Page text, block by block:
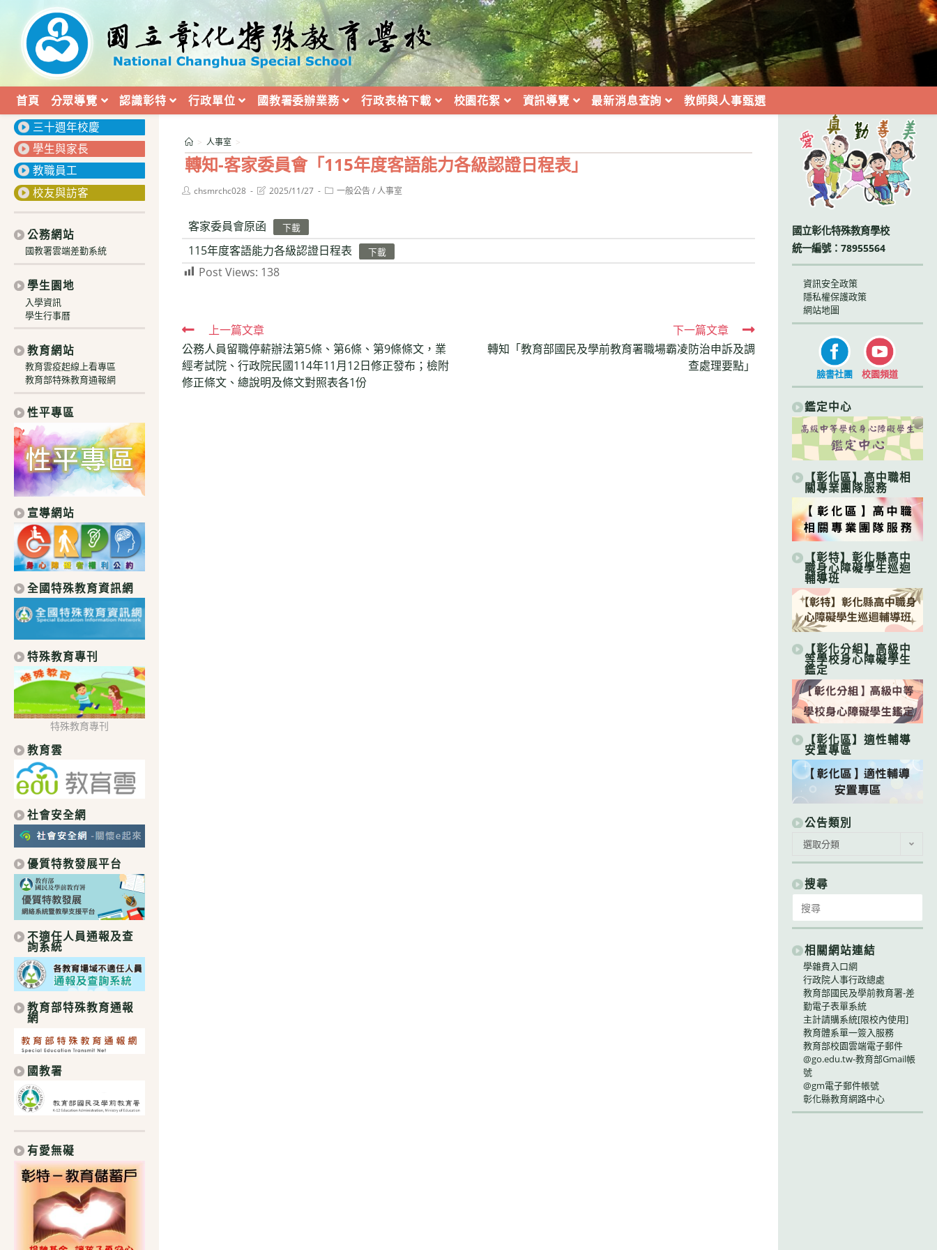
內
首頁 分眾導覽 認識彰特 行政單位 國教署委辦業務 行政表格下載 校園花絮 資訊導覽 最新消息查詢 教師與人事甄選
轉知-客家委員會「115年度客語能力各級認證日程表」
> 人事室 >
Postchsmrchc028
Post2025/11/27
Post一般公告 / 人事室
客家委員會原函 下載
115年度客語能力各級認證日程表 下載
Post Views: 138
Read
more
articles
上一篇文章
公務人員留職停薪辦法第5條、第6條、第9條條文，業
經考試院、行政院民國114年11月12日修正發布；檢附
修正條文、總說明及條文對照表各1份
下一篇文章
轉知「教育部國民及學前教育署職場霸凌防治申訴及調
查處理要點」
:::
三十週年校慶
學生與家長
教職員工
校友與訪客
公務網站
國教署雲端差勤系統
學生園地
入學資訊
學生行事曆
教育網站
教育雲疫起線上看專區
教育部特殊教育通報網
性平專區
宣導網站
全國特殊教育資訊網
特殊教育專刊
特殊教育專刊
教育雲
社會安全網
優質特教發展平台
不適任人員通報及查
詢系統
教育部特殊教育通報
網
國教署
有愛無礙
國立彰化特殊教育學校
統一編號：78955564
資訊安全政策
隱私權保護政策
網站地圖
臉書社團 校園頻道
鑑定中心
【彰化區】高中職相
關專業團隊服務
【彰特】彰化縣高中
職身心障礙學生巡迴
輔導班
【彰化分組】高級中
等學校身心障礙學生
鑑定
【彰化區】適性輔導
安置專區
公告類別
類
別
選取分類
搜尋
for:
相關網站連結
學雜費入口網
行政院人事行政總處
教育部國民及學前教育署-差
勤電子表單系統
主計請購系統[限校內使用]
教育體系單一簽入服務
教育部校園雲端電子郵件
@go.edu.tw-教育部Gmail帳
號
@gm電子郵件帳號
彰化縣教育網路中心